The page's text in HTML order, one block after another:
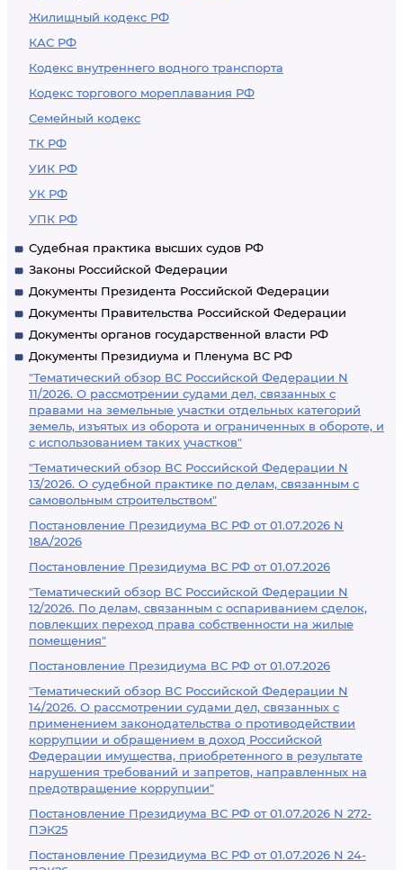
Жилищный кодекс РФ
КАС РФ
Кодекс внутреннего водного транспорта
Кодекс торгового мореплавания РФ
Семейный кодекс
ТК РФ
УИК РФ
УК РФ
УПК РФ
Судебная практика высших судов РФ
Законы Российской Федерации
Документы Президента Российской Федерации
Документы Правительства Российской Федерации
Документы органов государственной власти РФ
Документы Президиума и Пленума ВС РФ
"Тематический обзор ВС Российской Федерации N
11/2026. О рассмотрении судами дел, связанных с
правами на земельные участки отдельных категорий
земель, изъятых из оборота и ограниченных в обороте, и
с использованием таких участков"
"Тематический обзор ВС Российской Федерации N
13/2026. О судебной практике по делам, связанным с
самовольным строительством"
Постановление Президиума ВС РФ от 01.07.2026 N
18А/2026
Постановление Президиума ВС РФ от 01.07.2026
"Тематический обзор ВС Российской Федерации N
12/2026. По делам, связанным с оспариванием сделок,
повлекших переход права собственности на жилые
помещения"
Постановление Президиума ВС РФ от 01.07.2026
"Тематический обзор ВС Российской Федерации N
14/2026. О рассмотрении судами дел, связанных с
применением законодательства о противодействии
коррупции и обращением в доход Российской
Федерации имущества, приобретенного в результате
нарушения требований и запретов, направленных на
предотвращение коррупции"
Постановление Президиума ВС РФ от 01.07.2026 N 272-
ПЭК25
Постановление Президиума ВС РФ от 01.07.2026 N 24-